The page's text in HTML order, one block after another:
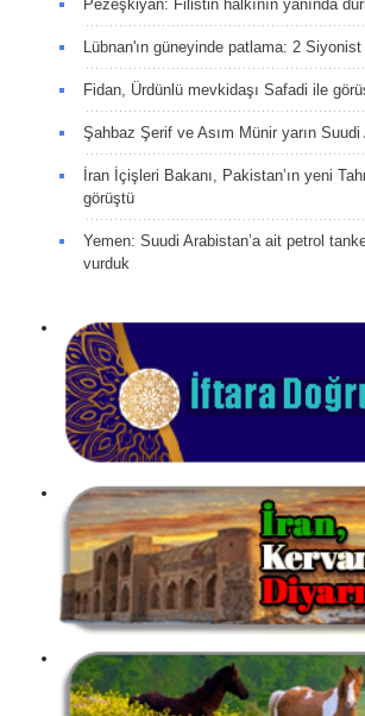
Pezeşkiyan: Filistin halkının yanında
Lübnan'ın güneyinde patlama: 2
Fidan, Ürdünlü mevkidaşı Safadi ile
Şahbaz Şerif ve Asım Münir yarın Suudi
İran İçişleri Bakanı, Pakistan’ın yeni
görüştü
Yemen: Suudi Arabistan’a ait petrol
vurduk